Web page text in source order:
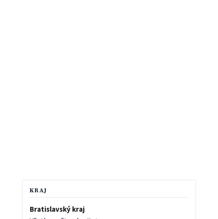
KRAJ
Bratislavský kraj